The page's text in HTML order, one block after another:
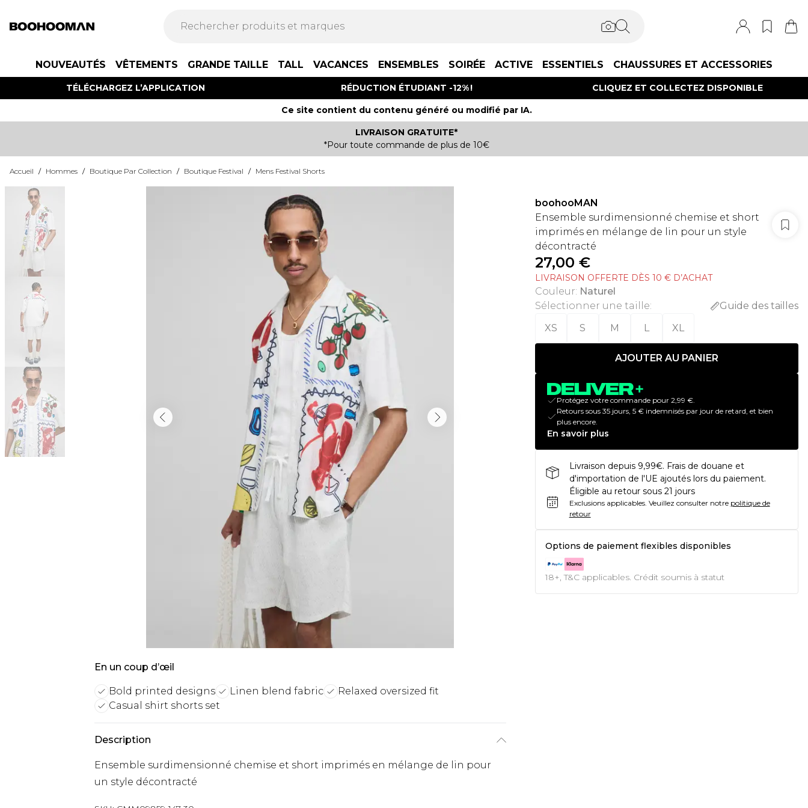
NOUVEAUTÉS VÊTEMENTS GRANDE TAILLE TALL VACANCES ENSEMBLES SOIRÉE ACTIVE ESSENTIELS CHAUSSURES ET ACCESSORIES
TÉLÉCHARGEZ L’APPLICATION RÉDUCTION ÉTUDIANT -12% ! CLIQUEZ ET COLLECTEZ DISPONIBLE
Ce site contient du contenu généré ou modifié par IA.
LIVRAISON GRATUITE*
*Pour toute commande de plus de 10€
Accueil / Hommes / Boutique Par Collection / Boutique Festival / Mens Festival Shorts
En un coup d’œil
Bold printed designs Linen blend fabric
Relaxed oversized fit
Casual shirt shorts set
Description
Ensemble surdimensionné chemise et short imprimés en mélange de lin pour
un style décontracté
boohooMAN
Ensemble surdimensionné chemise et short
imprimés en mélange de lin pour un style
décontracté
27,00 €
LIVRAISON OFFERTE DÈS 10 € D’ACHAT
Couleur: Naturel
Sélectionner une taille:
Guide des tailles
XS
S M L XL
AJOUTER AU PANIER
Protégez votre commande pour 2,99 €.
Retours sous 35 jours, 5 € indemnisés par jour de retard, et bien
plus encore.
En savoir plus
Livraison depuis 9,99€. Frais de douane et
d'importation de l'UE ajoutés lors du paiement.
Éligible au retour sous 21 jours
Exclusions applicables. Veuillez consulter notre politique de
retour
Options de paiement flexibles disponibles
18+, T&C applicables. Crédit soumis à statut